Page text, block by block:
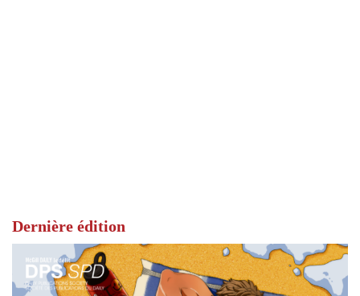
Dernière édition